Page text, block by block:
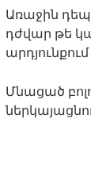
Առաջին
դժվար թե
Մնացած